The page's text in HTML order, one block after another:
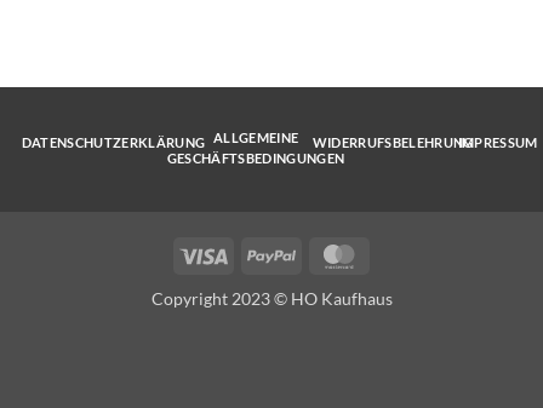
DATENSCHUTZERKLÄRUNG ALLGEMEINE
GESCHÄFTSBEDINGUNGEN
WIDERRUFSBELEHRUNGIMPRESSUM
Visa PayPal
Copyright 2023 © HO Kaufhaus